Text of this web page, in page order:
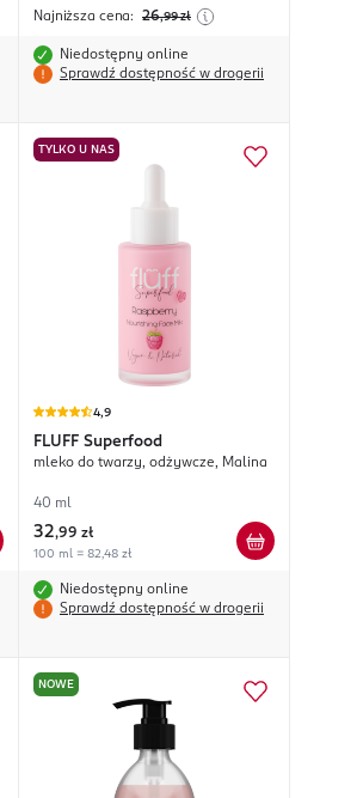
Najniższa cena: 26,99 zł
Niedostępny online
Sprawdź dostępność w drogerii
TYLKO U NAS
4,9
FLUFF Superfood
mleko do twarzy, odżywcze, Malina
40 ml
32,99 zł
100 ml = 82,48 zł
Niedostępny online
Sprawdź dostępność w drogerii
NOWE